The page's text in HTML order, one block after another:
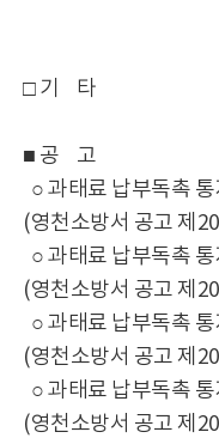
□ 기 타
■ 공 고
○ 과태료 납부독촉
(영천소방서 공고 제
○ 과태료 납부독촉
(영천소방서 공고 제
○ 과태료 납부독촉
(영천소방서 공고 제
○ 과태료 납부독촉
(영천소방서 공고 제